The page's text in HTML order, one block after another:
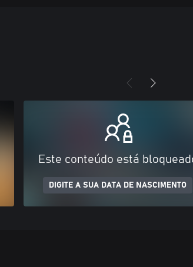
Este conteúdo está
DIGITE A SUA DATA DE NASCIMENTO